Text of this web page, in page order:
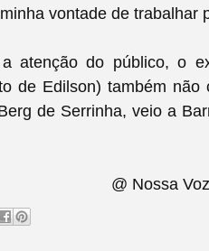
vontade de trabalhar
atenção do público, o
de Edilson) também não
de Serrinha, veio a
@ Nossa